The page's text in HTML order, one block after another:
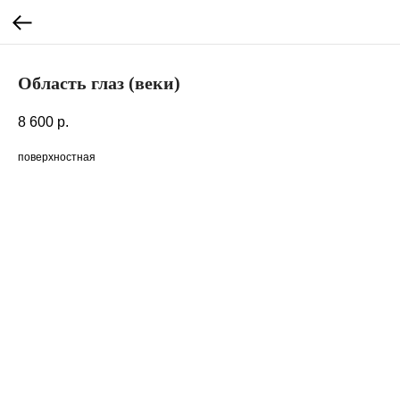
Область глаз (веки)
8 600 р.
поверхностная